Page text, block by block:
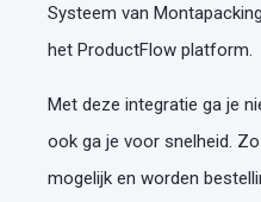
Systeem van
het ProductFlow platform.
Met deze integratie ga je
ook ga je voor snelheid.
mogelijk en worden